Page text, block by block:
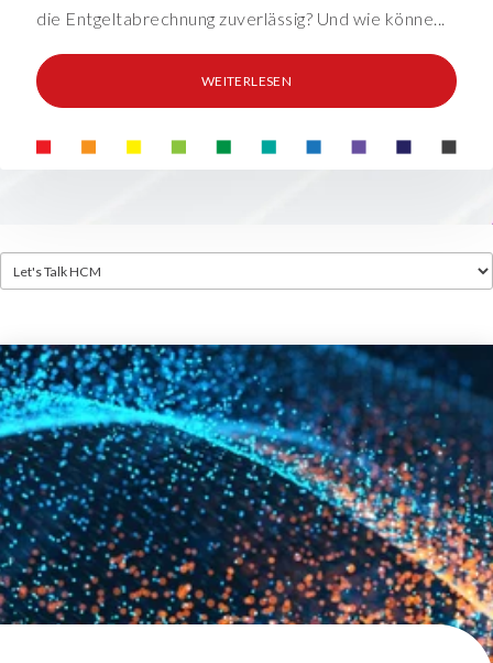
die Entgeltabrechnung zuverlässig? Und wie könne...
WEITERLESEN